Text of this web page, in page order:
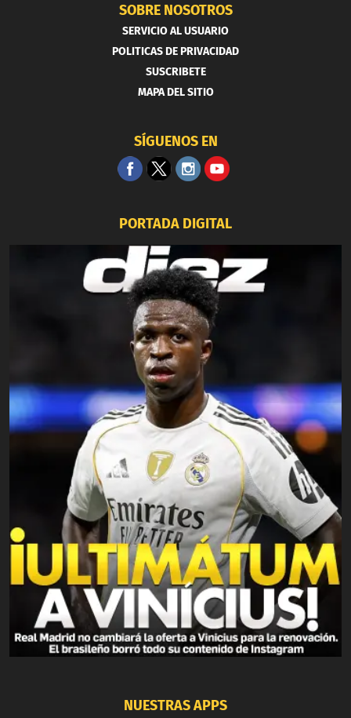
SOBRE NOSOTROS
SERVICIO AL USUARIO
POLITICAS DE PRIVACIDAD
SUSCRIBETE
MAPA DEL SITIO
SÍGUENOS EN
PORTADA DIGITAL
NUESTRAS APPS